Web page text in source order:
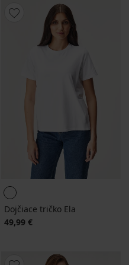
Dojčiace tričko Ela
49,99 €